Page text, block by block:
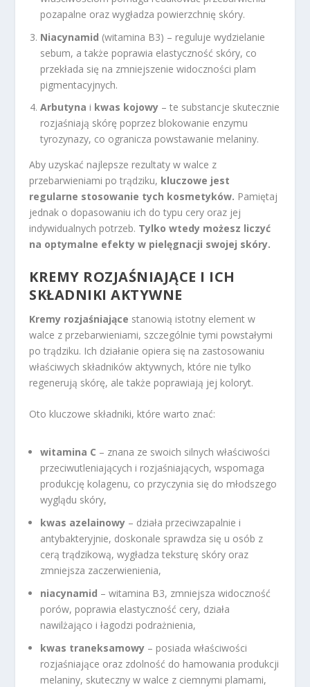
pozapalne oraz wygładza powierzchnię skóry.
Niacynamid (witamina B3) – reguluje wydzielanie
sebum, a także poprawia elastyczność skóry, co
przekłada się na zmniejszenie widoczności plam
pigmentacyjnych.
Arbutyna i kwas kojowy – te substancje skutecznie
rozjaśniają skórę poprzez blokowanie enzymu
tyrozynazy, co ogranicza powstawanie melaniny.
Aby uzyskać najlepsze rezultaty w walce z
przebarwieniami po trądziku, kluczowe jest
regularne stosowanie tych kosmetyków. Pamiętaj
jednak o dopasowaniu ich do typu cery oraz jej
indywidualnych potrzeb. Tylko wtedy możesz liczyć
na optymalne efekty w pielęgnacji swojej skóry.
KREMY ROZJAŚNIAJĄCE I ICH
SKŁADNIKI AKTYWNE
Kremy rozjaśniające stanowią istotny element w
walce z przebarwieniami, szczególnie tymi powstałymi
po trądziku. Ich działanie opiera się na zastosowaniu
właściwych składników aktywnych, które nie tylko
regenerują skórę, ale także poprawiają jej koloryt.
Oto kluczowe składniki, które warto znać:
witamina C – znana ze swoich silnych właściwości
przeciwutleniających i rozjaśniających, wspomaga
produkcję kolagenu, co przyczynia się do młodszego
wyglądu skóry,
kwas azelainowy – działa przeciwzapalnie i
antybakteryjnie, doskonale sprawdza się u osób z
cerą trądzikową, wygładza teksturę skóry oraz
zmniejsza zaczerwienienia,
niacynamid – witamina B3, zmniejsza widoczność
porów, poprawia elastyczność cery, działa
nawilżająco i łagodzi podrażnienia,
kwas traneksamowy – posiada właściwości
rozjaśniające oraz zdolność do hamowania produkcji
melaniny, skuteczny w walce z ciemnymi plamami,